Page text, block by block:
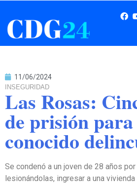
11/06/2024
INSEGURIDAD
Las Rosas:
de prisión
conocido
Se condenó a un joven de 28 años
lesionándolas, ingresar a una